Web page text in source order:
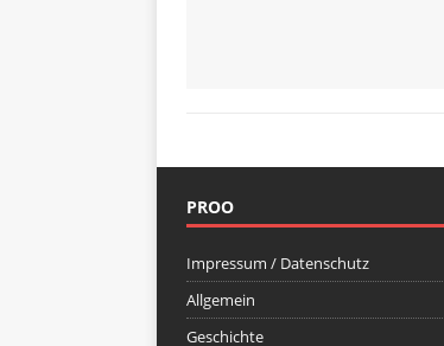
PROO
Impressum / Datenschutz
Allgemein
Geschichte